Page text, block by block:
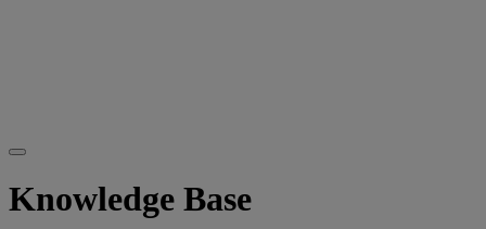
Knowledge Base